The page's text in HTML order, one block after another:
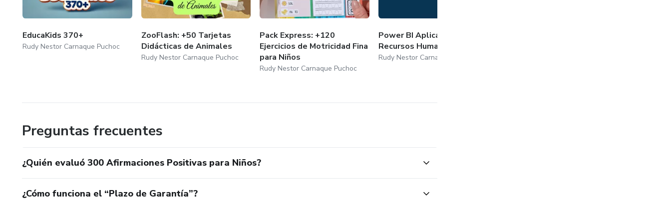
EducaKids 370+
Rudy Nestor Carnaque Puchoc
ZooFlash: +50 Tarjetas
Didácticas de Animales
Rudy Nestor Carnaque Puchoc
Pack Express: +120
Ejercicios de Motricidad Fina
para Niños
Rudy Nestor Carnaque Puchoc
Power BI Aplicado a
Recursos Humanos
Rudy Nestor Carnaque Puchoc
Preguntas frecuentes
¿Quién evaluó 300 Afirmaciones Positivas para Niños?
¿Cómo funciona el “Plazo de Garantía”?